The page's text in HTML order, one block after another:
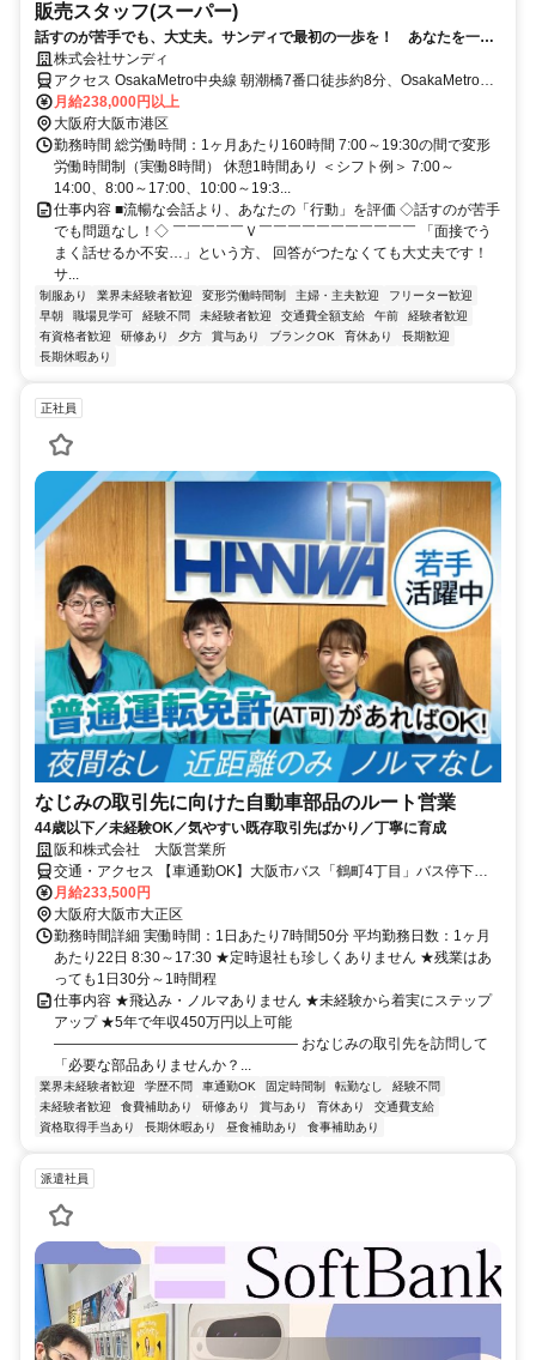
販売スタッフ(スーパー)
話すのが苦手でも、大丈夫。サンディで最初の一歩を！ あなたを一人
前に育てるまで、絶対に見捨てない安心の育成環境あり
株式会社サンディ
アクセス OsakaMetro中央線 朝潮橋7番口徒歩約8分、OsakaMetro中
央線 弁天町3番口徒歩約14分、OsakaMetro中央線 弁天町3番口徒歩
約14分 ※公共交通機関を利用した1時間半以内のエリア上記勤務地以
外での勤務の可能性あり。詳しくは面接にて。
月給238,000円以上
大阪府大阪市港区
勤務時間 総労働時間：1ヶ月あたり160時間 7:00～19:30の間で変形
労働時間制（実働8時間） 休憩1時間あり ＜シフト例＞ 7:00～
14:00、8:00～17:00、10:00～19:3...
仕事内容 ■流暢な会話より、あなたの「行動」を評価 ◇話すのが苦手
でも問題なし！◇ ￣￣￣￣￣Ｖ￣￣￣￣￣￣￣￣￣￣￣ 「面接でう
まく話せるか不安…」という方、 回答がつたなくても大丈夫です！
サ...
制服あり 業界未経験者歓迎 変形労働時間制 主婦・主夫歓迎
フリーター歓迎
早朝
職場見学可 経験不問 未経験者歓迎 交通費全額支給 午前
経験者歓迎
有資格者歓迎
研修あり 夕方 賞与あり ブランクOK 育休あり
長期歓迎
長期休暇あり
正社員
なじみの取引先に向けた自動車部品のルート営業
44歳以下／未経験OK／気やすい既存取引先ばかり／丁寧に育成
阪和株式会社 大阪営業所
交通・アクセス 【車通勤OK】大阪市バス「鶴町4丁目」バス停下車
徒歩3分
月給233,500円
大阪府大阪市大正区
勤務時間詳細 実働時間：1日あたり7時間50分 平均勤務日数：1ヶ月
あたり22日 8:30～17:30 ★定時退社も珍しくありません ★残業はあ
っても1日30分～1時間程
仕事内容 ★飛込み・ノルマありません ★未経験から着実にステップ
アップ ★5年で年収450万円以上可能
――――――――――――――――― おなじみの取引先を訪問して
「必要な部品ありませんか？...
業界未経験者歓迎 学歴不問 車通勤OK 固定時間制 転勤なし
経験不問
未経験者歓迎
食費補助あり 研修あり 賞与あり 育休あり
交通費支給
資格取得手当あり
長期休暇あり 昼食補助あり 食事補助あり
派遣社員